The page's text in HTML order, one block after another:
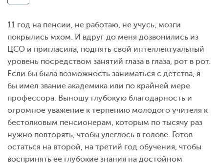
11 год на пенсии, не работаю, не учусь, мозги
покрылись мхом. И вдруг до меня дозвонились из
ЦСО и пригласила, поднять свой интеллектуальный
уровень посредством занятий глаза в глаза, рот в рот.
Если бы была возможность заниматься с детства, я
бы имел звание академика или по крайней мере
профессора. Выношу глубокую благодарность и
огромное уважение к терпению молодого учителя к
бестолковым пенсионерам, которым по тысячу раз
нужно повторять, чтобы улеглось в голове. Готов
остаться на второй, на третий год обучения, чтобы
воспринять ее глубокие знания на достойном